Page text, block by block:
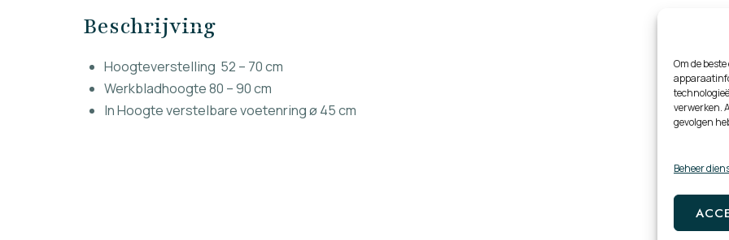
Om de
verwerken.
gevolgen
Beheer
Beschrijving
Hoogteverstelling 52 – 70 cm
Werkbladhoogte 80 – 90 cm
In Hoogte verstelbare voetenring ø 45 cm